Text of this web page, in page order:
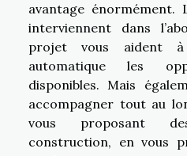
avantage énormément.
interviennent dans
projet vous aident
automatique les
disponibles. Mais
accompagner tout au
vous proposant
construction, en vous